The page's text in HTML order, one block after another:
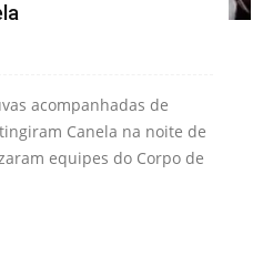
acompanhadas de
Canela na noite de
equipes do Corpo de